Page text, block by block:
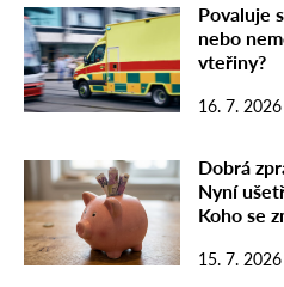
Povaluje
nebo
vteřiny?
16. 7. 2026
Dobrá
Nyní
Koho se
15. 7. 2026